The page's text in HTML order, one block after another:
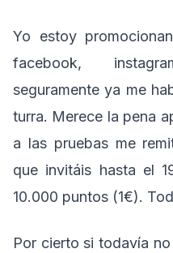
Yo estoy
facebook,
seguramente ya me
turra. Merece la pena
a las pruebas me
que invitáis hasta el
10.000 puntos (1€).
Por cierto si todavía